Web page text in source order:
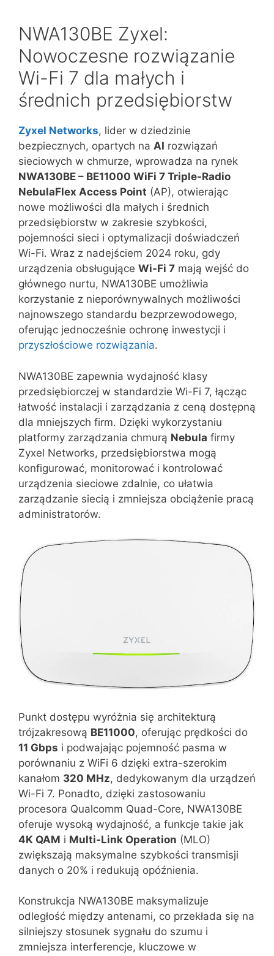
NWA130BE Zyxel:
Nowoczesne rozwiązanie
Wi-Fi 7 dla małych i
średnich przedsiębiorstw
Zyxel Networks, lider w dziedzinie
bezpiecznych, opartych na AI rozwiązań
sieciowych w chmurze, wprowadza na rynek
NWA130BE – BE11000 WiFi 7 Triple-Radio
NebulaFlex Access Point (AP), otwierając
nowe możliwości dla małych i średnich
przedsiębiorstw w zakresie szybkości,
pojemności sieci i optymalizacji doświadczeń
Wi-Fi. Wraz z nadejściem 2024 roku, gdy
urządzenia obsługujące Wi-Fi 7 mają wejść do
głównego nurtu, NWA130BE umożliwia
korzystanie z nieporównywalnych możliwości
najnowszego standardu bezprzewodowego,
oferując jednocześnie ochronę inwestycji i
przyszłościowe rozwiązania.
NWA130BE zapewnia wydajność klasy
przedsiębiorczej w standardzie Wi-Fi 7, łącząc
łatwość instalacji i zarządzania z ceną dostępną
dla mniejszych firm. Dzięki wykorzystaniu
platformy zarządzania chmurą Nebula firmy
Zyxel Networks, przedsiębiorstwa mogą
konfigurować, monitorować i kontrolować
urządzenia sieciowe zdalnie, co ułatwia
zarządzanie siecią i zmniejsza obciążenie pracą
administratorów.
Punkt dostępu wyróżnia się architekturą
trójzakresową BE11000, oferując prędkości do
11 Gbps i podwajając pojemność pasma w
porównaniu z WiFi 6 dzięki extra-szerokim
kanałom 320 MHz, dedykowanym dla urządzeń
Wi-Fi 7. Ponadto, dzięki zastosowaniu
procesora Qualcomm Quad-Core, NWA130BE
oferuje wysoką wydajność, a funkcje takie jak
4K QAM i Multi-Link Operation (MLO)
zwiększają maksymalne szybkości transmisji
danych o 20% i redukują opóźnienia.
Konstrukcja NWA130BE maksymalizuje
odległość między antenami, co przekłada się na
silniejszy stosunek sygnału do szumu i
zmniejsza interferencje, kluczowe w